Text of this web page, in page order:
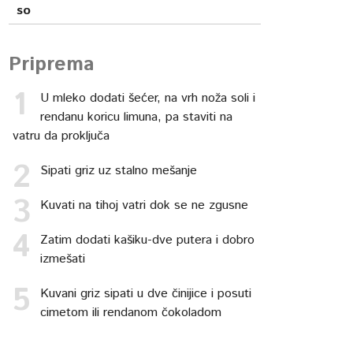
so
Priprema
U mleko dodati šećer, na vrh noža soli i
rendanu koricu limuna, pa staviti na
vatru da proključa
Sipati griz uz stalno mešanje
Kuvati na tihoj vatri dok se ne zgusne
Zatim dodati kašiku-dve putera i dobro
izmešati
Kuvani griz sipati u dve činijice i posuti
cimetom ili rendanom čokoladom